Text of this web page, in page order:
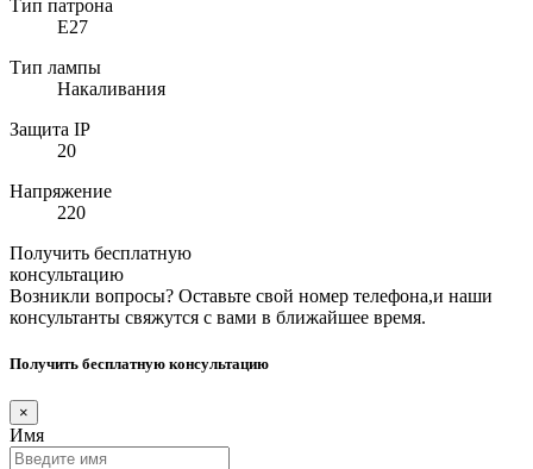
Тип патрона
E27
Тип лампы
Накаливания
Защита IP
20
Напряжение
220
Получить бесплатную
консультацию
Возникли вопросы? Оставьте свой номер телефона,и наши
консультанты свяжутся с вами в ближайшее время.
Получить бесплатную консультацию
×
Имя